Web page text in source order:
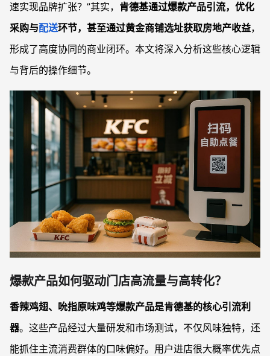
速实现品牌扩张？”其实， 肯德基通过爆款产品引流，优化
采购与配送环节，甚至通过黄金商铺选址获取房地产收益，
形成了高度协同的商业闭环。本文将深入分析这些核心逻辑
与背后的操作细节。
爆款产品如何驱动门店高流量与高转化？
香辣鸡翅、吮指原味鸡等爆款产品是肯德基的核心引流利
器。这些产品经过大量研发和市场测试，不仅风味独特，还
能抓住主流消费群体的口味偏好。用户进店很大概率优先点